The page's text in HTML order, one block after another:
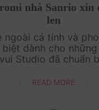
nhà Sanrio xin
len
ngoài cá tính và
dành cho
Studio đã chuẩn
Với hướng dẫn ....
READ MORE